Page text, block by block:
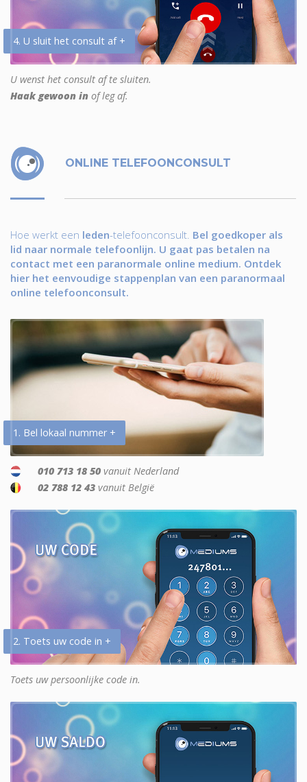
4. U sluit het consult af +
U wenst het consult af te sluiten.
Haak gewoon in of leg af.
ONLINE TELEFOONCONSULT
Hoe werkt een leden-telefoonconsult. Bel goedkoper als
lid naar normale telefoonlijn. U gaat pas betalen na
contact met een paranormale online medium. Ontdek
hier het eenvoudige stappenplan van een paranormaal
online telefoonconsult.
1. Bel lokaal nummer +
010 713 18 50 vanuit Nederland
02 788 12 43 vanuit België
2. Toets uw code in +
Toets uw persoonlijke code in.